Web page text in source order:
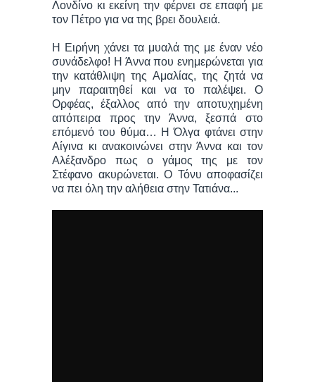
Λονδίνο κι εκείνη την φέρνει σε επαφή με
τον Πέτρο για να της βρει δουλειά.
Η Ειρήνη χάνει τα μυαλά της με έναν νέο
συνάδελφο! Η Άννα που ενημερώνεται για
την κατάθλιψη της Αμαλίας, της ζητά να
μην παραιτηθεί και να το παλέψει. Ο
Ορφέας, έξαλλος από την αποτυχημένη
απόπειρα προς την Άννα, ξεσπά στο
επόμενό του θύμα… Η Όλγα φτάνει στην
Αίγινα κι ανακοινώνει στην Άννα και τον
Αλέξανδρο πως ο γάμος της με τον
Στέφανο ακυρώνεται. Ο Τόνυ αποφασίζει
να πει όλη την αλήθεια στην Τατιάνα...